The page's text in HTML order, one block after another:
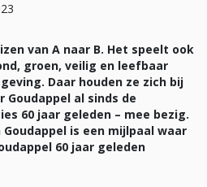
van A naar B. Het speelt ook
groen, veilig en leefbaar
Daar houden ze zich bij
Goudappel al sinds de
60 jaar geleden – mee bezig.
is een mijlpaal waar
60 jaar geleden